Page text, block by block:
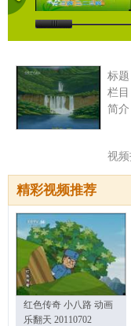
标题
栏目
简介
视
精彩视频推荐
红色传奇 小八路 动画
乐翻天 20110702